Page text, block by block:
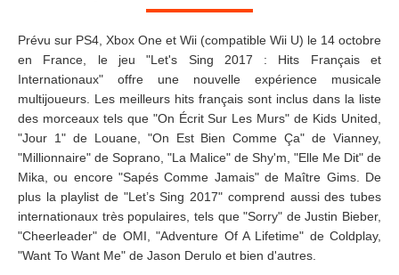
ESPACE
MEMBRE
Prévu sur PS4, Xbox One et Wii (compatible Wii U) le 14 octobre
en France, le jeu "Let's Sing 2017 : Hits Français et
Internationaux" offre une nouvelle expérience musicale
multijoueurs. Les meilleurs hits français sont inclus dans la liste
des morceaux tels que "On Écrit Sur Les Murs" de Kids United,
"Jour 1" de Louane, "On Est Bien Comme Ça" de Vianney,
"Millionnaire" de Soprano, "La Malice" de Shy'm, "Elle Me Dit" de
Mika, ou encore "Sapés Comme Jamais" de Maître Gims. De
plus la playlist de "Let’s Sing 2017" comprend aussi des tubes
internationaux très populaires, tels que "Sorry" de Justin Bieber,
"Cheerleader" de OMI, "Adventure Of A Lifetime" de Coldplay,
"Want To Want Me" de Jason Derulo et bien d'autres.